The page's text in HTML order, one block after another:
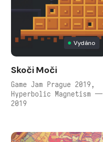
Vydáno
Skoči Moči
Game Jam Prague 2019,
Hyperbolic Magnetism —
2019